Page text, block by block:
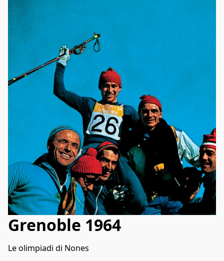
Grenoble 1964
Le olimpiadi di Nones